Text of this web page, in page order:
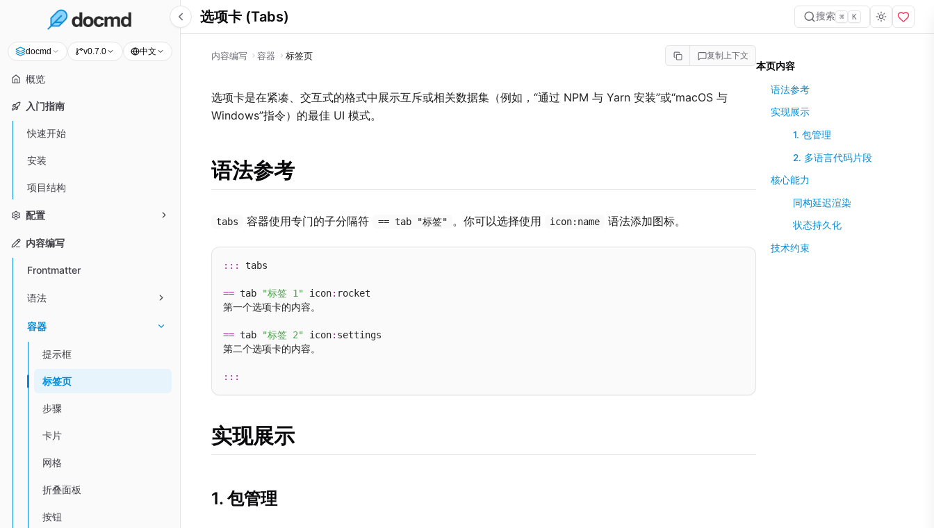
docmd v0.7.0 中文
概览
入门指南
快速开始
安装
项目结构
配置
内容编写
Frontmatter
语法
容器
提示框
标签页
步骤
卡片
网格
折叠面板
按钮
选项卡 (Tabs) 搜索 ⌘ K
内容编写 容器 标签页 复制上下文
选项卡是在紧凑、交互式的格式中展示互斥或相关数据集（例如，“通过 NPM 与 Yarn 安装”或“macOS 与
Windows”指令）的最佳 UI 模式。
语法参考
tabs 容器使用专门的子分隔符 == tab "标签" 。你可以选择使用 icon:name 语法添加图标。
::: tabs
== tab "标签 1" icon: rocket
第一个选项卡的内容。
== tab "标签 2" icon: settings
第二个选项卡的内容。
:::
实现展示
1. 包管理
本页内容
语法参考
实现展示
1. 包管理
2. 多语言代码片段
核心能力
同构延迟渲染
状态持久化
技术约束